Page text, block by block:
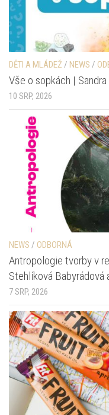
DĚTI A MLÁDEŽ / NEWS /
Vše o sopkách | Sandra
10 SRP, 2026
NEWS / ODBORNÁ
Antropologie tvorby v
Stehlíková Babyrádová
7 SRP, 2026